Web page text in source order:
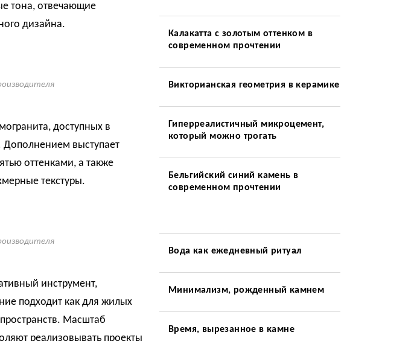
тона, отвечающие
дизайна.
доступных в
Дополнением выступает
оттенками, а также
текстуры.
инструмент,
подходит как для жилых
Масштаб
реализовывать проекты
Калакатта с золотым оттенком в
современном прочтении
Викторианская геометрия в керамике
Гиперреалистичный микроцемент,
который можно трогать
Бельгийский синий камень в
современном прочтении
Вода как ежедневный ритуал
Минимализм, рожденный камнем
Время, вырезанное в камне